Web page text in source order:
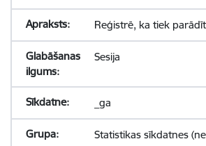
Reģistrē, ka tiek
Sesija
_ga
Statistikas sīkdatnes